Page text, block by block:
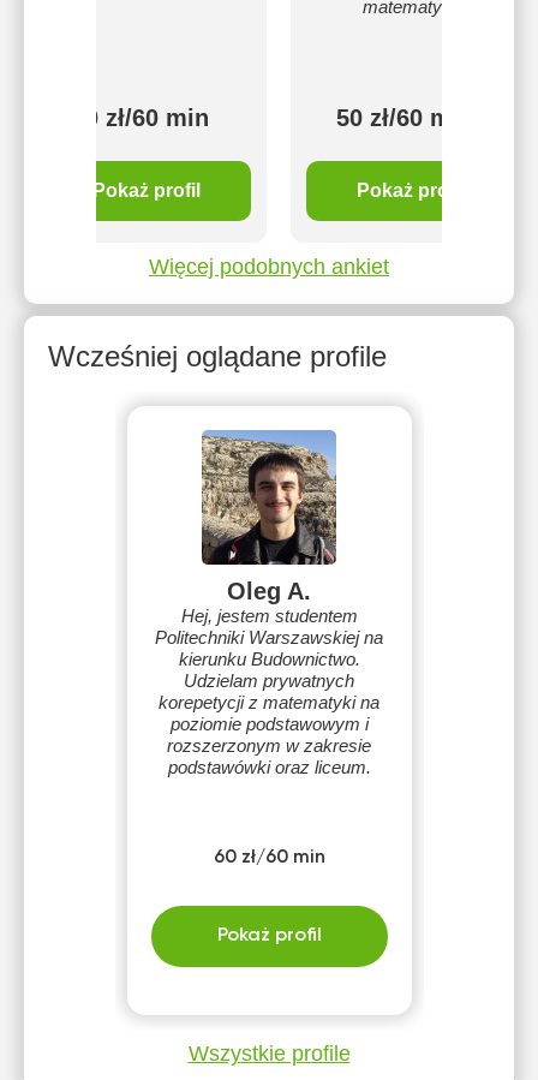
60 zł/60 min
Pokaż profil
matematyki.
50 zł/60 min
Pokaż profil
Więcej podobnych ankiet
Wcześniej oglądane profile
Oleg A.
Hej, jestem studentem
Politechniki Warszawskiej na
kierunku Budownictwo.
Udzielam prywatnych
korepetycji z matematyki na
poziomie podstawowym i
rozszerzonym w zakresie
podstawówki oraz liceum.
60 zł/60 min
Pokaż profil
Wszystkie profile